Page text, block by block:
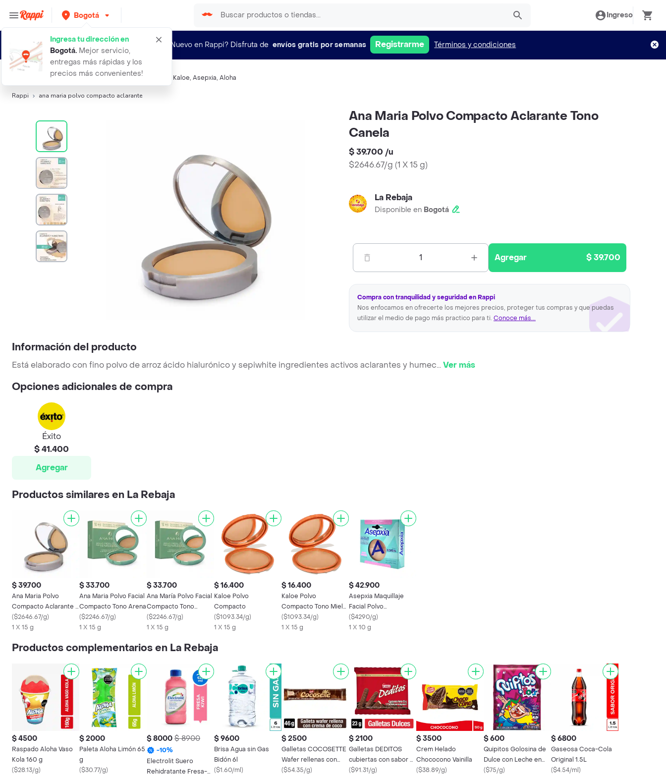
Bogotá
Ingresa tu dirección en
Bogotá. Mejor servicio,
entregas más rápidas y los
precios más convenientes!
Ingreso
¿Nuevo en Rappi? Disfruta de envíos gratis por semanas Registrarme Términos y condiciones
Búsquedas relacionadas:Polvo Compacto,Ana Maria Kaloe, Asepxia, Aloha
Rappi ana maria polvo compacto aclarante
Ana Maria Polvo Compacto Aclarante Tono
Canela
$ 39.700 /u
$2646.67/g (1 X 15 g)
La Rebaja
Disponible en Bogotá
1 Agregar $ 39.700
Compra con tranquilidad y seguridad en Rappi
Nos enfocamos en ofrecerte los mejores precios, proteger tus compras y que puedas
utilizar el medio de pago más practico para ti. Conoce más...
Información del producto
Está elaborado con fino polvo de arroz ácido hialurónico y sepiwhite ingredientes activos aclarantes y humec...Ver más
Opciones adicionales de compra
Éxito
$ 41.400
Agregar
Productos similares en La Rebaja
$ 39.700
Ana Maria Polvo
Compacto Aclarante y
Humectante SPF 20+
($2646.67/g)
1 X 15 g
$ 33.700
Ana Maria Polvo Facial
Compacto Tono Arena
($2246.67/g)
1 X 15 g
$ 33.700
Ana María Polvo Facial
Compacto Tono
Canela
($2246.67/g)
1 X 15 g
$ 16.400
Kaloe Polvo
Compacto
($1093.34/g)
1 X 15 g
$ 16.400
Kaloe Polvo
Compacto Tono Miel
#3
($1093.34/g)
1 X 15 g
$ 42.900
Asepxia Maquillaje
Facial Polvo
Compacto Natural
($4290/g)
1 X 10 g
Productos complementarios en La Rebaja
$ 4500
Raspado Aloha Vaso
Kola 160 g
($28.13/g)
$ 2000
Paleta Aloha Limón 65
g
($30.77/g)
$ 8000 $ 8900
-10%
Electrolit Suero
Rehidratante Fresa-
$ 9600
Brisa Agua sin Gas
Bidón 6l
($1.60/ml)
$ 2500
Galletas COCOSETTE
Wafer rellenas con
crema de coco x 46g
($54.35/g)
$ 2100
Galletas DEDITOS
cubiertas con sabor a
chocolate x 23g
($91.31/g)
$ 3500
Crem Helado
Chococono Vainilla
($38.89/g)
$ 600
Quipitos Golosina de
Dulce con Leche en
Polvo Pops
($75/g)
$ 6800
Gaseosa Coca-Cola
Original 1.5L
($4.54/ml)